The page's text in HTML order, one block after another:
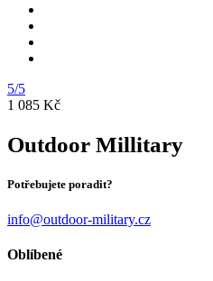
5/5
1 085 Kč
Outdoor Millitary
Potřebujete poradit?
info@outdoor-military.cz
Oblíbené